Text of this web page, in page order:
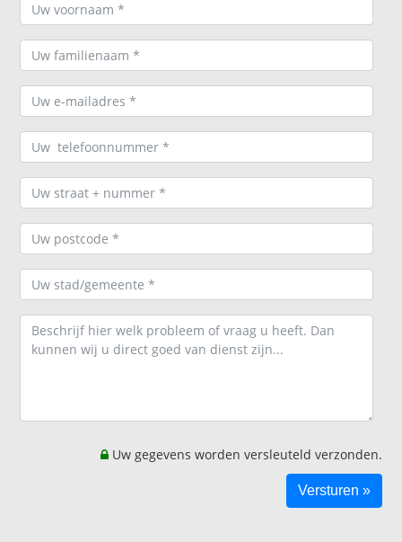
Uw gegevens worden versleuteld verzonden.